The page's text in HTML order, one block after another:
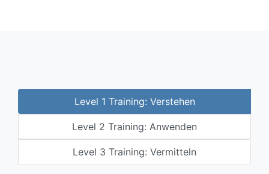
Level 1 Training: Verstehen
Level 2 Training: Anwenden
Level 3 Training: Vermitteln